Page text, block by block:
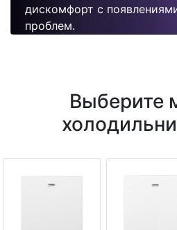
дискомфорт с
проблем.
Выберите